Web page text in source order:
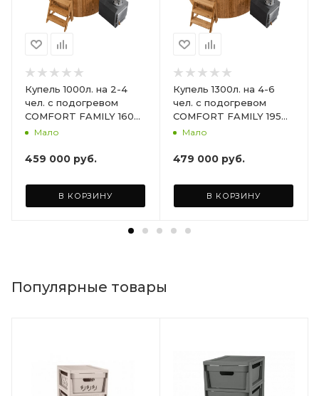
Купель 1000л. на 2-4
чел. с подогревом
COMFORT FAMILY 160
HOT 50кВт., Доп.
Хромотерапия +
термокрышка.
Мало
459 000 руб.
В КОРЗИНУ
Купель 1300л. на 4-6
чел. с подогревом
COMFORT FAMILY 195
HOT 50кВт., Доп.
Хромотерапия +
термокрышка.
Мало
479 000 руб.
В КОРЗИНУ
Популярные товары